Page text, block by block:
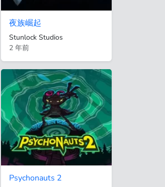
夜族崛起
Stunlock Studios
2 年前
Psychonauts 2